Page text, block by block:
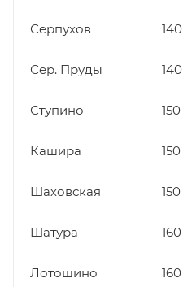
Серпухов 140
Сер. Пруды 140
Ступино 150
Кашира 150
Шаховская 150
Шатура 160
Лотошино 160